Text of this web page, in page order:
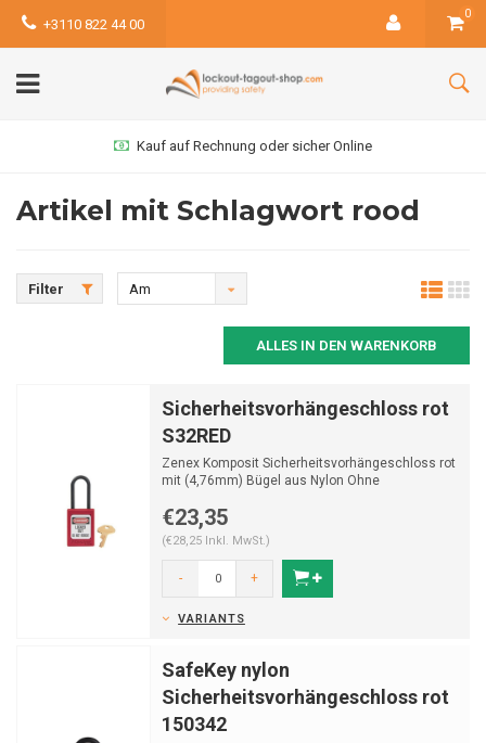
+3110 822 44 00
0
Kauf auf Rechnung oder sicher Online
Artikel mit Schlagwort rood
Filter
Am
ALLES IN DEN WARENKORB
Sicherheitsvorhängeschloss rot
S32RED
Zenex Komposit Sicherheitsvorhängeschloss rot
mit (4,76mm) Bügel aus Nylon Ohne
€23,35
(€28,25 Inkl. MwSt.)
- +
VARIANTS
SafeKey nylon
Sicherheitsvorhängeschloss rot
150342